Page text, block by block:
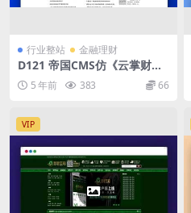
行业整站 金融理财
D121 帝国CMS仿《云掌财
经》金融财经新闻资讯门户网
站源码 PC+WAP手机版
5 年前 383 66
VIP